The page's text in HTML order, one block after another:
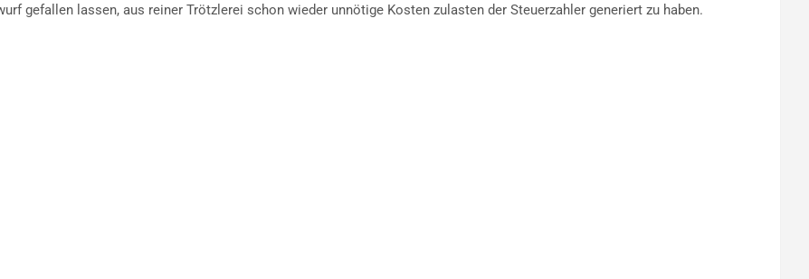
gefallen lassen, aus reiner Trötzlerei schon wieder unnötige Kosten zulasten der Steuerzahler generiert zu haben.